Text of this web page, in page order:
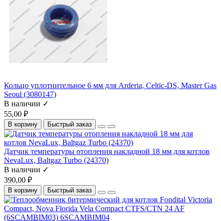
Кольцо уплотнительное 6 мм для Arderia, Celtic-DS, Master Gas
Seoul (3080147)
В наличии ✓
55,00 ₽
В корзину Быстрый заказ
Датчик температуры отопления накладной 18 мм для котлов
NevaLux, Baltgaz Turbo (24370)
В наличии ✓
390,00 ₽
В корзину Быстрый заказ